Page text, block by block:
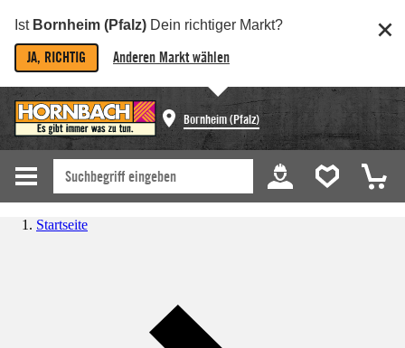
Ist Bornheim (Pfalz) Dein richtiger Markt?
JA, RICHTIG Anderen Markt wählen
Bornheim (Pfalz)
Startseite